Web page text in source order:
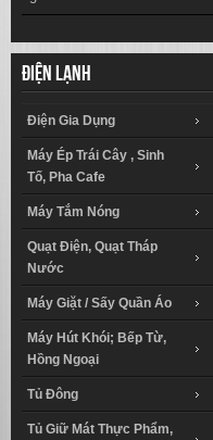
Điện lạnh
Điện Gia Dụng
Máy Ép Trái Cây , Sinh
Tố, Pha Cafe
Máy Tắm Nóng
Quạt Điện, Quạt Tháp
Nước
Máy Giặt / Sấy Quần Áo
Máy Hút Khói; Bếp Từ,
Hồng Ngoại
Tủ Đông
Tủ Giữ Mát Thực Phẩm,